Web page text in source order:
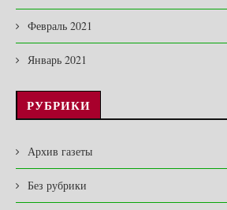
Февраль 2021
Январь 2021
РУБРИКИ
Архив газеты
Без рубрики